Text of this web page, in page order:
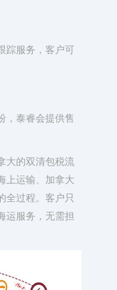
踪服务，客户可
，泰睿会提供售
大的双清包税流
上运输、加拿大
全过程。客户只
运服务，无需担